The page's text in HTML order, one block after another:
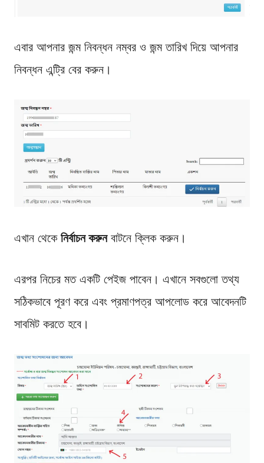
এবার আপনার জন্ম নিবন্ধন নম্বর ও জন্ম তারিখ দিয়ে আপনার
নিবন্ধন এন্ট্রি বের করুন।
এখান থেকে নির্বাচন করুনবাটনে ক্লিক করুন।
এরপর নিচের মত একটি পেইজ পাবেন। এখানে সবগুলো তথ্য
সঠিকভাবে পূরণ করে এবং প্রমাণপত্র আপলোড করে আবেদনটি
সাবমিট করতে হবে।